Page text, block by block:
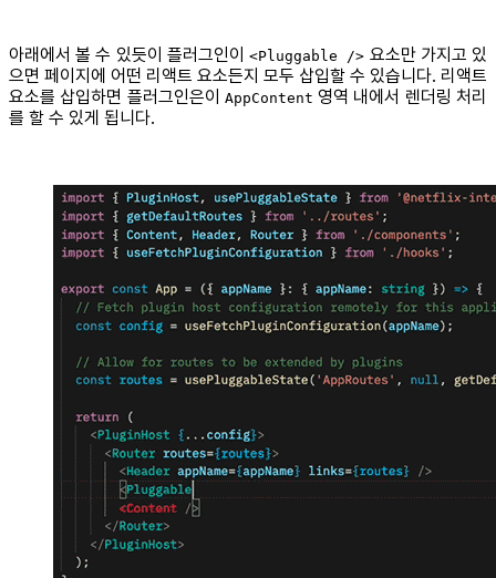
아래에서 볼 수 있듯이 플러그인이<Pluggable /> 요소만 가지고 있
으면 페이지에 어떤 리액트 요소든지 모두 삽입할 수 있습니다. 리액트
요소를 삽입하면 플러그인은이
AppContent 영역 내에서 렌더링 처리
를 할 수 있게 됩니다.